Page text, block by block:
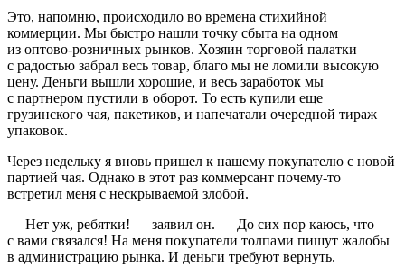
Это, напомню, происходило во времена стихийной
коммерции. Мы быстро нашли точку сбыта на одном
из оптово‑розничных рынков. Хозяин торговой палатки
с радостью забрал весь товар, благо мы не ломили высокую
цену. Деньги вышли хорошие, и весь заработок мы
с партнером пустили в оборот. То есть купили еще
грузинского чая, пакетиков, и напечатали очередной тираж
упаковок.
Через недельку я вновь пришел к нашему покупателю с новой
партией чая. Однако в этот раз коммерсант почему‑то
встретил меня с нескрываемой злобой.
— Нет уж, ребятки! — заявил он. — До сих пор каюсь, что
с вами связался! На меня покупатели толпами пишут жалобы
в администрацию рынка. И деньги требуют вернуть.